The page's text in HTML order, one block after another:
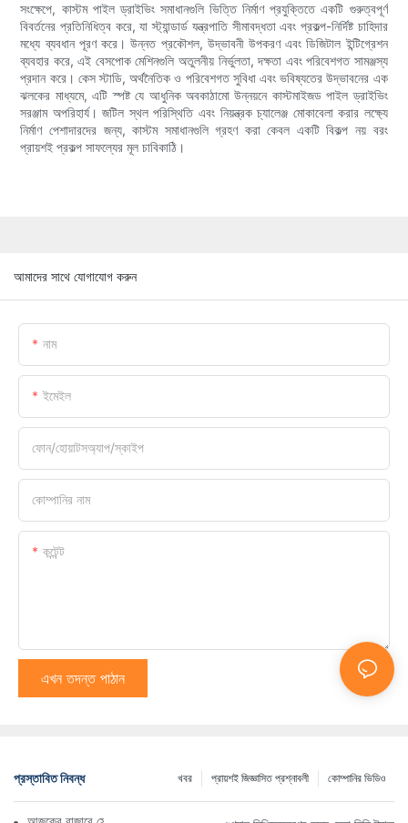
সংক্ষেপে, কাস্টম পাইল ড্রাইভিং সমাধানগুলি ভিত্তি নির্মাণ প্রযুক্তিতে একটি গুরুত্বপূর্ণ
বিবর্তনের প্রতিনিধিত্ব করে, যা স্ট্যান্ডার্ড যন্ত্রপাতি সীমাবদ্ধতা এবং প্রকল্প-নির্দিষ্ট চাহিদার
মধ্যে ব্যবধান পূরণ করে। উন্নত প্রকৌশল, উদ্ভাবনী উপকরণ এবং ডিজিটাল ইন্টিগ্রেশন
ব্যবহার করে, এই বেসপোক মেশিনগুলি অতুলনীয় নির্ভুলতা, দক্ষতা এবং পরিবেশগত সামঞ্জস্য
প্রদান করে। কেস স্টাডি, অর্থনৈতিক ও পরিবেশগত সুবিধা এবং ভবিষ্যতের উদ্ভাবনের এক
ঝলকের মাধ্যমে, এটি স্পষ্ট যে আধুনিক অবকাঠামো উন্নয়নে কাস্টমাইজড পাইল ড্রাইভিং
সরঞ্জাম অপরিহার্য। জটিল স্থল পরিস্থিতি এবং নিয়ন্ত্রক চ্যালেঞ্জ মোকাবেলা করার লক্ষ্যে
নির্মাণ পেশাদারদের জন্য, কাস্টম সমাধানগুলি গ্রহণ করা কেবল একটি বিকল্প নয় বরং
প্রায়শই প্রকল্প সাফল্যের মূল চাবিকাঠি।
আমাদের সাথে যোগাযোগ করুন
নাম
ইমেইল
ফোন/হোয়াটসঅ্যাপ/স্কাইপ
কোম্পানির নাম
কন্টেন্ট
এখন তদন্ত পাঠান
প্রস্তাবিত নিবন্ধ কোম্পানির ভিডিও
প্রায়শই জিজ্ঞাসিত প্রশ্নাবলী
খবর